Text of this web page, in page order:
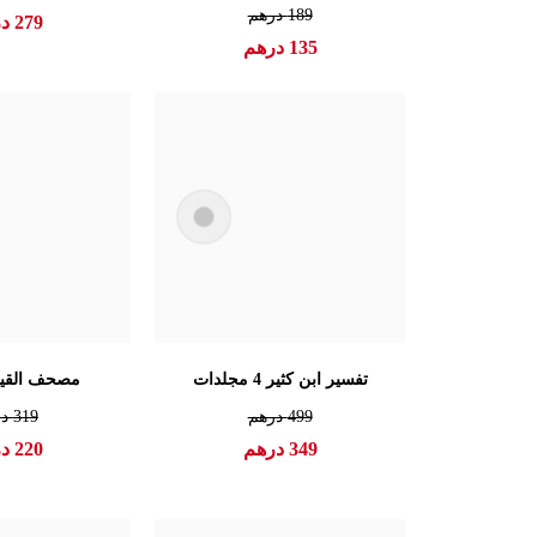
189درهم
135 درهم
279
تفسير ابن كثير 4 مجلدات
499درهم
349 درهم
مصحف
319
220